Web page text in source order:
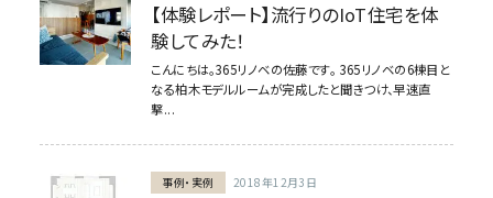
【体験レポート】流行りのIoT住宅を体
験してみた！
こんにちは。365リノベの佐藤です。 365リノベの6棟目と
なる柏木モデルルームが完成したと聞きつけ、早速直
撃...
事例・実例 2018年12月3日